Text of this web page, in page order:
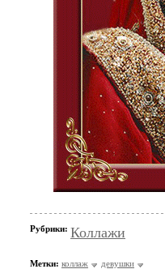
Рубрики: Коллажи
Метки: коллаж девушки